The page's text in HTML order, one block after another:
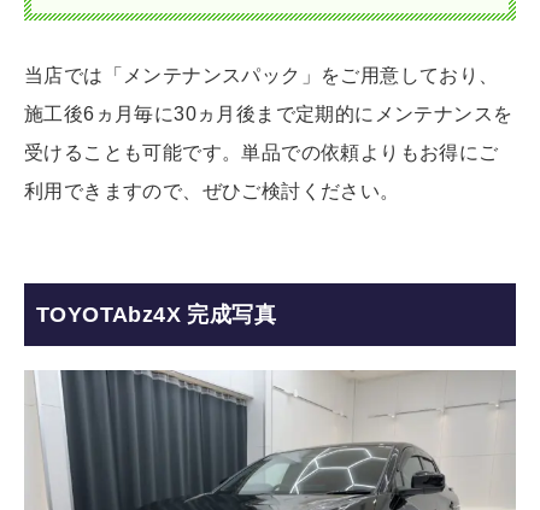
当店では「メンテナンスパック」をご用意しており、
施工後6ヵ月毎に30ヵ月後まで定期的にメンテナンスを
受けることも可能です。単品での依頼よりもお得にご
利用できますので、ぜひご検討ください。
TOYOTAbz4X 完成写真